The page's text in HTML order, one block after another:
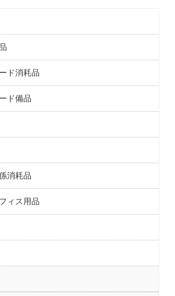
ド消耗品
ド備品
消耗品
ィス用品